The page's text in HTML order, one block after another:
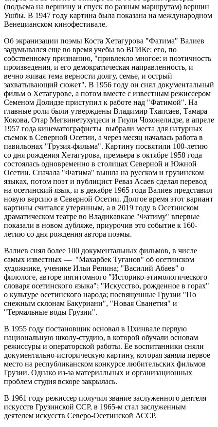
(подъема на вершину и спуск по разным маршрутам) вершин
Ушбы. В 1947 году картина была показана на международном
Венецианском кинофестивале.
Об экранизации поэмы Коста Хетагурова "Фатима" Валиев
задумывался еще во время учебы во ВГИКе: его, по
собственному признанию, "привлекло многое: и поэтичность
произведения, и его демократическая направленность, и
вечно живая тема верности долгу, семье, и острый
захватывающий сюжет". В 1956 году он снял документальный
фильм о Хетагурове, а потом вместе с известным режиссером
Семеном Долидзе приступил к работе над "Фатимой". На
главные роли были утверждены Владимир Тхапсаев, Тамара
Кокова, Отар Мегвинетухуцеси и Гиули Чохонелидзе, в апреле
1957 года кинематографисты выбрали места для натурных
съемок в Северной Осетии, а через месяц началась работа в
павильонах "Грузия-фильма". Картину посвятили 100-летию
со дня рождения Хетагурова, премьера в октябре 1958 года
состоялась одновременно в столицах Северной и Южной
Осетии. Сначала "Фатима" вышла на русском и грузинском
языках, потом поэт и публицист Реваз Асаев сделал перевод
на осетинский язык, и в декабре 1965 года Валиев представил
новую версию в Северной Осетии. Долгое время этот вариант
картины считался утерянным, а в 2019 году в Осетинском
драматическом театре во Владикавказе "Фатиму" впервые
показали в новом дубляже, приурочив это событие к 160-
летию со дня рождения автора поэмы.
Валиев снял более 100 документальных фильмов, в числе
самых известных — "Махарбек Туганов" об осетинском
художнике, ученике Ильи Репина; "Василий Абаев" о
филологе, авторе пятитомного "Историко-этимологического
словаря осетинского языка"; "Искусство, рожденное в горах"
о культуре осетинского народа; посвященные Грузии "По
снежным склонам Бакуриани", "Новая Сванетия" и
"Термальные воды Грузии".
В 1955 году постановщик основал в Цхинвале первую
национальную школу-студию, в которой обучали основам
режиссуры и операторской работы. Ее воспитанники сняли
документально-историческую картину, которая заняла первое
место на республиканском конкурсе любительских фильмов
Грузии. Однако из-за материальных и организационных
проблем студия вскоре закрылась.
В 1961 году режиссер получил звание заслуженного деятеля
искусств Грузинской ССР, в 1965-м стал заслуженным
деятелем искусств Северо-Осетинской АССР.